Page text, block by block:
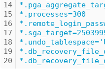
14
15
16
17
18
19
20
*.processes=300